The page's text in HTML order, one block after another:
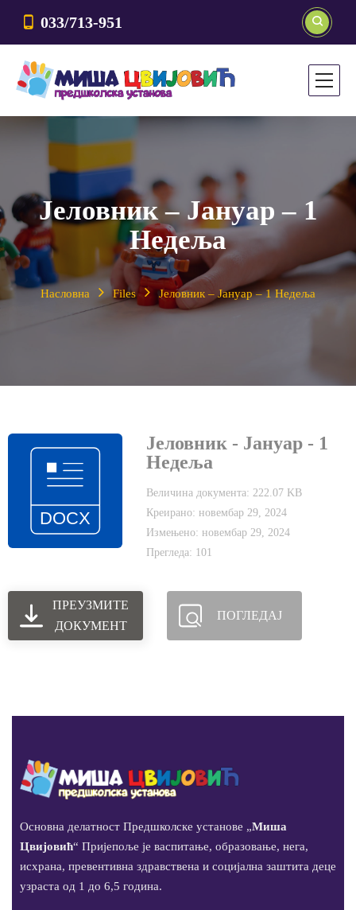
033/713-951
Јеловник – Јануар – 1
Недеља
Насловна Files Јеловник – Јануар – 1 Недеља
Јеловник - Јануар - 1
Недеља
Величина документа: 222.07 KB
Креирано: новембар 29, 2024
Измењено: новембар 29, 2024
Прегледа: 101
ПРЕУЗМИТЕ
ДОКУМЕНТ
ПОГЛЕДАЈ
Основна делатност Предшколске установе „Миша
Цвијовић“ Пријепоље је васпитање, образовање, нега,
исхрана, превентивна здравствена и социјална заштита деце
узраста од 1 до 6,5 година.